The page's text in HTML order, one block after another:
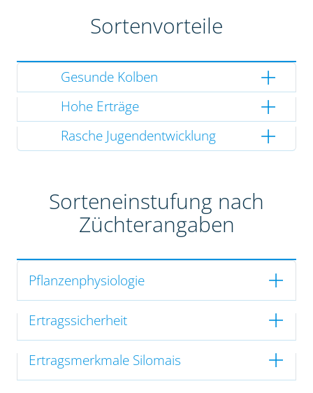
Sortenvorteile
Gesunde Kolben
Hohe Erträge
Rasche Jugendentwicklung
Sorteneinstufung nach
Züchterangaben
Pflanzenphysiologie
Ertragssicherheit
Ertragsmerkmale Silomais